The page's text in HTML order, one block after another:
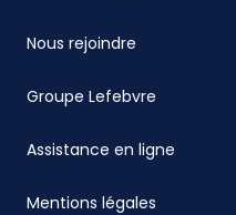
Nous rejoindre
Groupe Lefebvre
Assistance en ligne
Mentions légales